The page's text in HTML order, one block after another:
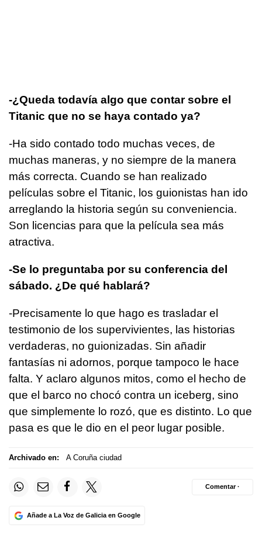
-¿Queda todavía algo que contar sobre el
Titanic que no se haya contado ya?
-Ha sido contado todo muchas veces, de
muchas maneras, y no siempre de la manera
más correcta. Cuando se han realizado
películas sobre el Titanic, los guionistas han ido
arreglando la historia según su conveniencia.
Son licencias para que la película sea más
atractiva.
-Se lo preguntaba por su conferencia del
sábado. ¿De qué hablará?
-Precisamente lo que hago es trasladar el
testimonio de los supervivientes, las historias
verdaderas, no guionizadas. Sin añadir
fantasías ni adornos, porque tampoco le hace
falta. Y aclaro algunos mitos, como el hecho de
que el barco no chocó contra un iceberg, sino
que simplemente lo rozó, que es distinto. Lo que
pasa es que le dio en el peor lugar posible.
Archivado en: A Coruña ciudad
Añade a La Voz de Galicia en Google
Comentar ·